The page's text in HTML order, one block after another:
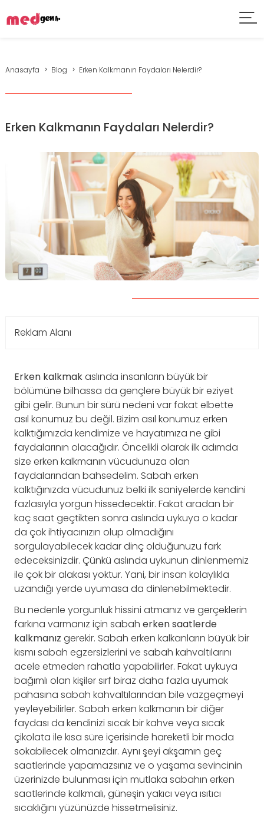
Anasayfa Blog Erken Kalkmanın Faydaları Nelerdir?
Erken Kalkmanın Faydaları Nelerdir?
Reklam Alanı
Erken kalkmakaslında insanların büyük bir
bölümüne bilhassa da gençlere büyük bir eziyet
gibi gelir. Bunun bir sürü nedeni var fakat elbette
asıl konumuz bu değil. Bizim asıl konumuz erken
kalktığımızda kendimize ve hayatımıza ne gibi
faydalarının olacağıdır. Öncelikli olarak ilk adımda
size erken kalkmanın vücudunuza olan
faydalarından bahsedelim. Sabah erken
kalktığınızda vücudunuz belki ilk saniyelerde kendini
fazlasıyla yorgun hissedecektir. Fakat aradan bir
kaç saat geçtikten sonra aslında uykuya o kadar
da çok ihtiyacınızın olup olmadığını
sorgulayabilecek kadar dinç olduğunuzu fark
edeceksinizdir. Çünkü aslında uykunun dinlenmemiz
ile çok bir alakası yoktur. Yani, bir insan kolaylıkla
uzandığı yerde uyumasa da dinlenebilmektedir.
Bu nedenle yorgunluk hissini atmanız ve gerçeklerin
farkına varmanız için sabah erken saatlerde
kalkmanız gerekir. Sabah erken kalkanların büyük bir
kısmı sabah egzersizlerini ve sabah kahvaltılarını
acele etmeden rahatla yapabilirler. Fakat uykuya
bağımlı olan kişiler sırf biraz daha fazla uyumak
pahasına sabah kahvaltılarından bile vazgeçmeyi
yeyleyebilirler. Sabah erken kalkmanın bir diğer
faydası da kendinizi sıcak bir kahve veya sıcak
çikolata ile kısa süre içerisinde hareketli bir moda
sokabilecek olmanızdır. Aynı şeyi akşamın geç
saatlerinde yapamazsınız ve o yaşama sevincinin
üzerinizde bulunması için mutlaka sabahın erken
saatlerinde kalkmalı, güneşin yakıcı veya ısıtıcı
sıcaklığını yüzünüzde hissetmelisiniz.